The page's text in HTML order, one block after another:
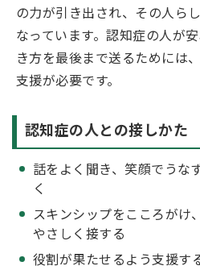
の力が引き出され、その人ら
なっています。認知症の人が
き方を最後まで送るためには
支援が必要です。
認知症の人との接しかた
話をよく聞き、笑顔でうな
く
スキンシップをこころがけ、
やさしく接する
役割が果たせるよう支援す